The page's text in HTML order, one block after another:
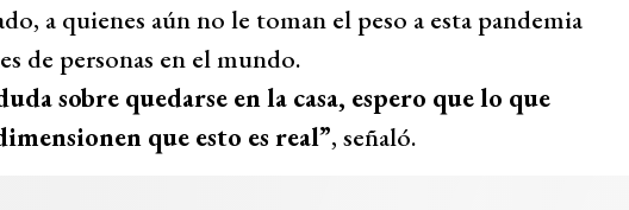
a quienes aún no le toman el peso a esta pandemia
de personas en el mundo.
sobre quedarse en la casa, espero que lo que
que esto es real”, señaló.